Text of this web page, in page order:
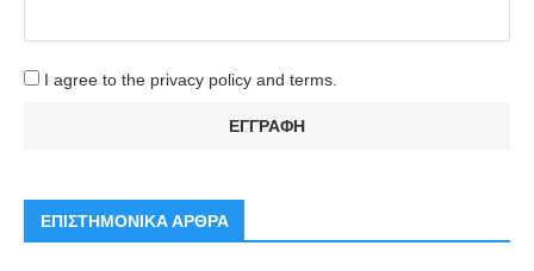
I agree to the privacy policy and terms.
ΕΠΙΣΤΗΜΟΝΙΚΑ ΑΡΘΡΑ